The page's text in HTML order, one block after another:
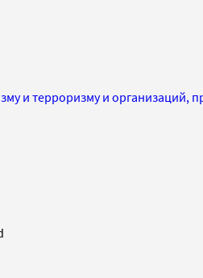
и терроризму и организаций,